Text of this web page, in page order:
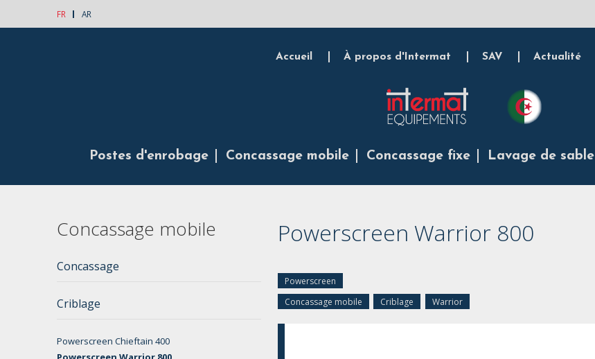
FR AR
Accueil À propos d'Intermat SAV Actualité
Postes d'enrobage Concassage mobile Concassage fixe Lavage de sable
Powerscreen Warrior 800
Powerscreen
Concassage mobile
Criblage Warrior
Concassage mobile
Concassage
Criblage
Powerscreen Chieftain 400